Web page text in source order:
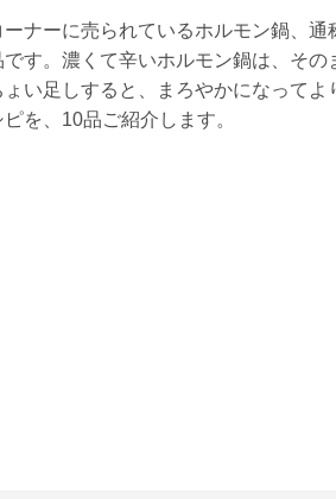
ナーに売られているホルモン鍋、
す。濃くて辛いホルモン鍋は、そ
い足しすると、まろやかになって
を、10品ご紹介します。